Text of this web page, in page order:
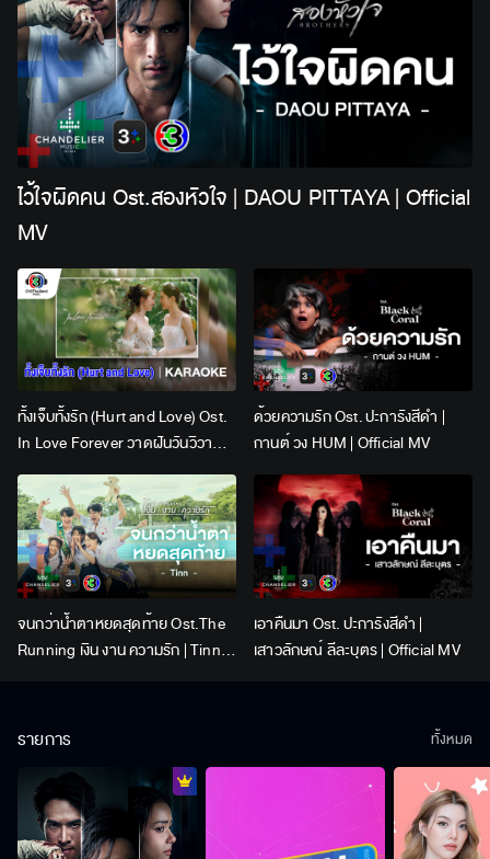
ไว้ใจผิดคน Ost.สองหัวใจ | DAOU PITTAYA | Official
MV
ทั้งเจ็บทั้งรัก (Hurt and Love) Ost.
In Love Forever วาดฝันวันวิวาห์ |
Lingling Kwong x Orm
Kornnaphat | Official Karaoke
ด้วยความรัก Ost. ปะการังสีดำ |
กานต์ วง HUM | Official MV
จนกว่าน้ำตาหยดสุดท้าย Ost.The
Running เงิน งาน ความรัก | Tinn |
เอาคืนมา Ost. ปะการังสีดำ |
เสาวลักษณ์ ลีละบุตร | Official MV
รายการ ทั้งหมด